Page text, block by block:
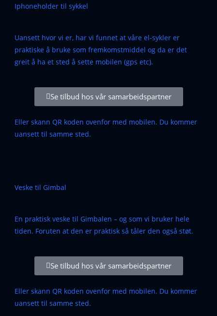
Iphoneholder til sykkel
Uansett hvor vi er, har vi funnet at våre el-sykler er
praktiske å bruke som fremkomstmiddel og da er det
greit å ha et sted å sette mobilen (gps etc).
Se tilbud hos vår samarbeidspartner
Eller skann QR koden ovenfor med mobilen. Du kommer
uansett til samme sted.
Veske til Gimbal
En praktisk veske til Gimbalen – og som vi bruker hele
tiden. Foruten at den er praktisk så tåler den også støt.
Se tilbud hos vår samarbeidspartner
Eller skann QR koden ovenfor med mobilen. Du kommer
uansett til samme sted.